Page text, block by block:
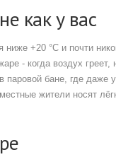
как у вас
ниже +20 °C и почти
- когда воздух
паровой бане, где
жители носят